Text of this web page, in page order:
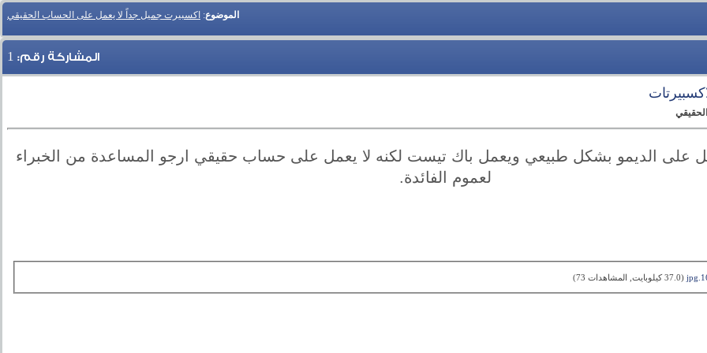
الموضوع: اكسبيرت جميل جداً لا يعمل على الحساب الحقيقي
المشاركة رقم: 1
على الديمو بشكل طبيعي ويعمل باك تيست لكنه لا يعمل على حساب حقيقي ارجو المساعدة من الخبراء
لعموم الفائدة.
(37.0 كيلوبايت, المشاهدات 73)